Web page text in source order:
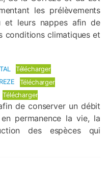
les prélèvements
et leurs nappes afin de
conditions climatiques et
Télécharger
Télécharger
Télécharger
de conserver un débit
permanence la vie, la
des espèces qui